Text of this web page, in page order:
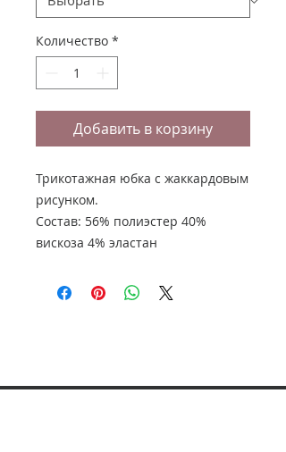
Количество *
Добавить в корзину
Трикотажная юбка с жаккардовым
рисунком.
Состав: 56% полиэстер 40%
вискоза 4% эластан